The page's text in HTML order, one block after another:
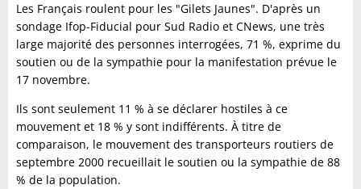
Les Français roulent pour les "Gilets Jaunes". D'après un
sondage Ifop-Fiducial pour Sud Radio et CNews, une très
large majorité des personnes interrogées, 71 %, exprime du
soutien ou de la sympathie pour la manifestation prévue le
17 novembre.
Ils sont seulement 11 % à se déclarer hostiles à ce
mouvement et 18 % y sont indifférents. À titre de
comparaison, le mouvement des transporteurs routiers de
septembre 2000 recueillait le soutien ou la sympathie de 88
% de la population.